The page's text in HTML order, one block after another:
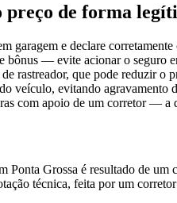
preço de forma
garagem e declare
bônus — evite acionar o seguro
rastreador, que pode reduzir o
veículo, evitando agravamento
com apoio de um corretor — a
Ponta Grossa é resultado de
técnica, feita por um